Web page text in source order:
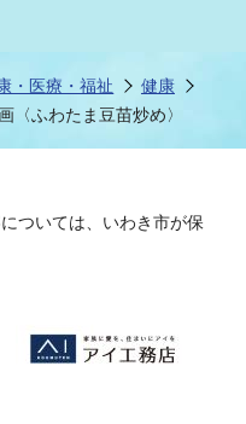
・医療・福祉
健康
〈ふわたま豆苗炒め〉
ついては、いわき市が保